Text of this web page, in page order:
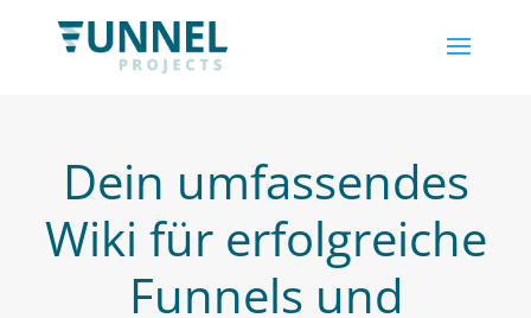
Dein umfassendes
Wiki für erfolgreiche
Funnels und